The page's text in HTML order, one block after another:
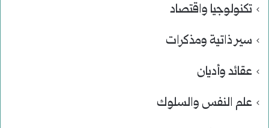
تكنولوجيا واقتصاد
سير ذاتية ومذكرات
عقائد وأديان
علم النفس والسلوك